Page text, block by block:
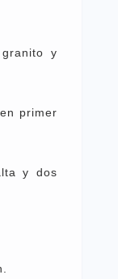
y
primer
y dos